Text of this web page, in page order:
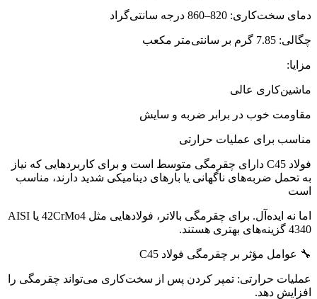
دمای سخت‌کاری: 820–860 درجه سانتی‌گراد
چگالی: 7.85 گرم بر سانتی‌متر مکعب
مزایا:
ماشین‌کاری عالی
مقاومت خوب در برابر ضربه و سایش
مناسب برای عملیات حرارتی
فولاد C45 دارای چقرمگی متوسط است و برای کاربردهایی که نیاز
به تحمل ضربه‌های ناگهانی یا بارهای دینامیکی شدید دارند، مناسب
است
اما نه ایده‌آل. برای چقرمگی بالاتر، فولادهایی مثل 42CrMo4 یا AISI
4340 گزینه‌های بهتری هستند.
🔧 عوامل مؤثر بر چقرمگی فولاد C45
عملیات حرارتی: تمپر کردن پس از سخت‌کاری می‌تواند چقرمگی را
افزایش دهد.